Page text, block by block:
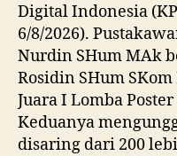
Digital Indonesia
6/8/2026).
Nurdin SHum MAk
Rosidin SHum
Juara I Lomba
Keduanya
disaring dari 200